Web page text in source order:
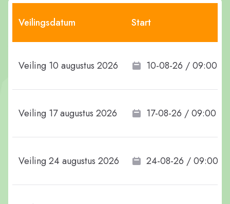
Veilingsdatum Start
Veiling 10 augustus 2026 10-08-26 / 09:00
Veiling 17 augustus 2026 17-08-26 / 09:00
Veiling 24 augustus 2026 24-08-26 / 09:00